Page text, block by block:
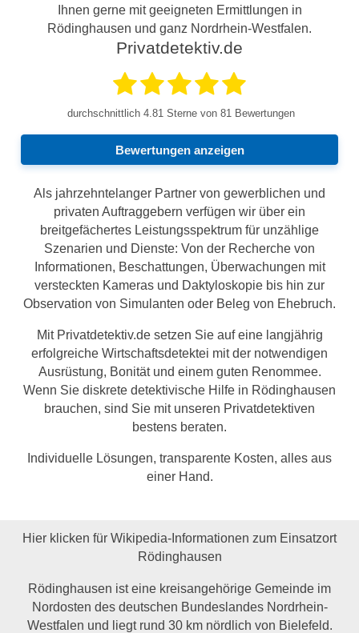
Ihnen gerne mit geeigneten Ermittlungen in
Rödinghausen und ganz Nordrhein-Westfalen.
Privatdetektiv.de
durchschnittlich 4.81 Sterne von 81 Bewertungen
Bewertungen anzeigen
Als jahrzehntelanger Partner von gewerblichen und
privaten Auftraggebern verfügen wir über ein
breitgefächertes Leistungsspektrum für unzählige
Szenarien und Dienste: Von der Recherche von
Informationen, Beschattungen, Überwachungen mit
versteckten Kameras und Daktyloskopie bis hin zur
Observation von Simulanten oder Beleg von Ehebruch.
Mit Privatdetektiv.de setzen Sie auf eine langjährig
erfolgreiche Wirtschaftsdetektei mit der notwendigen
Ausrüstung, Bonität und einem guten Renommee.
Wenn Sie diskrete detektivische Hilfe in Rödinghausen
brauchen, sind Sie mit unseren Privatdetektiven
bestens beraten.
Individuelle Lösungen, transparente Kosten, alles aus
einer Hand.
Hier klicken für Wikipedia-Informationen zum Einsatzort
Rödinghausen
Rödinghausen ist eine kreisangehörige Gemeinde im
Nordosten des deutschen Bundeslandes Nordrhein-
Westfalen und liegt rund 30 km nördlich von Bielefeld.